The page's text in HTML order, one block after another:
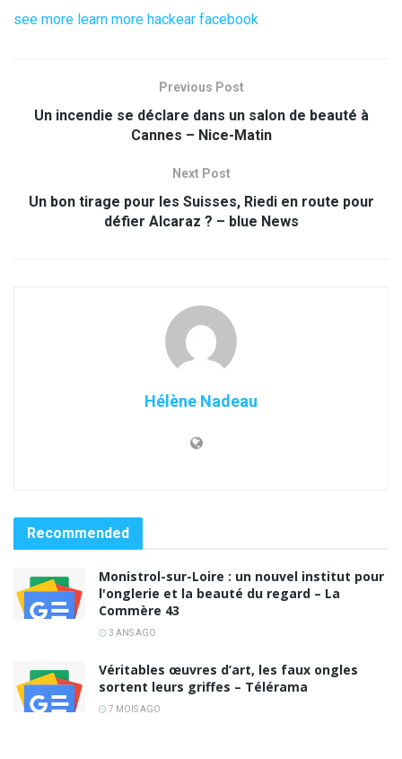
see more learn more hackear facebook
Previous Post
Un incendie se déclare dans un salon de beauté à
Cannes – Nice-Matin
Next Post
Un bon tirage pour les Suisses, Riedi en route pour
défier Alcaraz ? – blue News
Hélène Nadeau
Recommended
Monistrol-sur-Loire : un nouvel institut pour
l'onglerie et la beauté du regard – La
Commère 43
3 ANS AGO
Véritables œuvres d’art, les faux ongles
sortent leurs griffes – Télérama
7 MOIS AGO